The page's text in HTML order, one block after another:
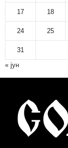
17 18
24 25
31
« јун